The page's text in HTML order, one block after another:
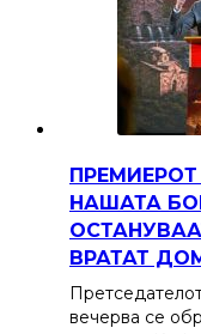
НАШАТА
ВРАТАТ
вечерва се